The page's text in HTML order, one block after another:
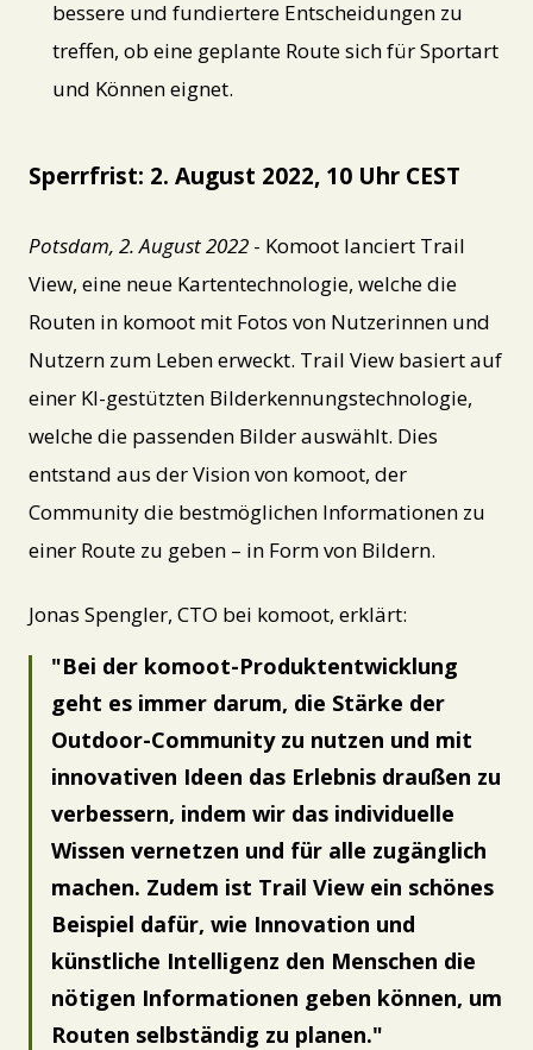
bessere und fundiertere Entscheidungen zu
treffen, ob eine geplante Route sich für Sportart
und Können eignet.
Sperrfrist: 2. August 2022, 10 Uhr CEST
Potsdam, 2. August 2022 - Komoot lanciert Trail
View, eine neue Kartentechnologie, welche die
Routen in komoot mit Fotos von Nutzerinnen und
Nutzern zum Leben erweckt. Trail View basiert auf
einer KI-gestützten Bilderkennungstechnologie,
welche die passenden Bilder auswählt. Dies
entstand aus der Vision von komoot, der
Community die bestmöglichen Informationen zu
einer Route zu geben – in Form von Bildern.
Jonas Spengler, CTO bei komoot, erklärt:
Bei der komoot-Produktentwicklung
geht es immer darum, die Stärke der
Outdoor-Community zu nutzen und mit
innovativen Ideen das Erlebnis draußen zu
verbessern, indem wir das individuelle
Wissen vernetzen und für alle zugänglich
machen. Zudem ist Trail View ein schönes
Beispiel dafür, wie Innovation und
künstliche Intelligenz den Menschen die
nötigen Informationen geben können, um
Routen selbständig zu planen.